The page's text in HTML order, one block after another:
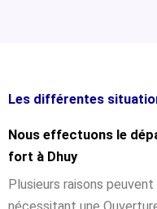
Les différentes
Nous effectuons le
fort à Dhuy
Plusieurs raisons
nécessitant une